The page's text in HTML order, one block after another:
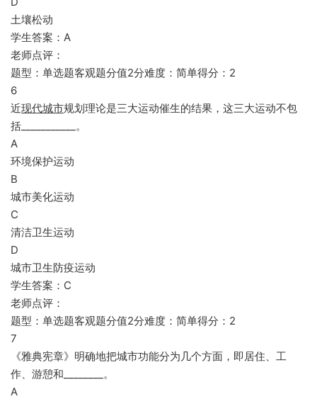
土壤松动
学生答案：A
老师点评：
题型：单选题客观题分值2分难度：简单得分：2
6
近现代城市规划理论是三大运动催生的结果，这三大运动不包
括___________。
A
环境保护运动
B
城市美化运动
C
清洁卫生运动
D
城市卫生防疫运动
学生答案：C
老师点评：
题型：单选题客观题分值2分难度：简单得分：2
7
《雅典宪章》明确地把城市功能分为几个方面，即居住、工
作、游憩和________。
A